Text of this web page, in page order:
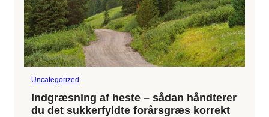
Uncategorized
Indgræsning af heste – sådan håndterer
du det sukkerfyldte forårsgræs korrekt